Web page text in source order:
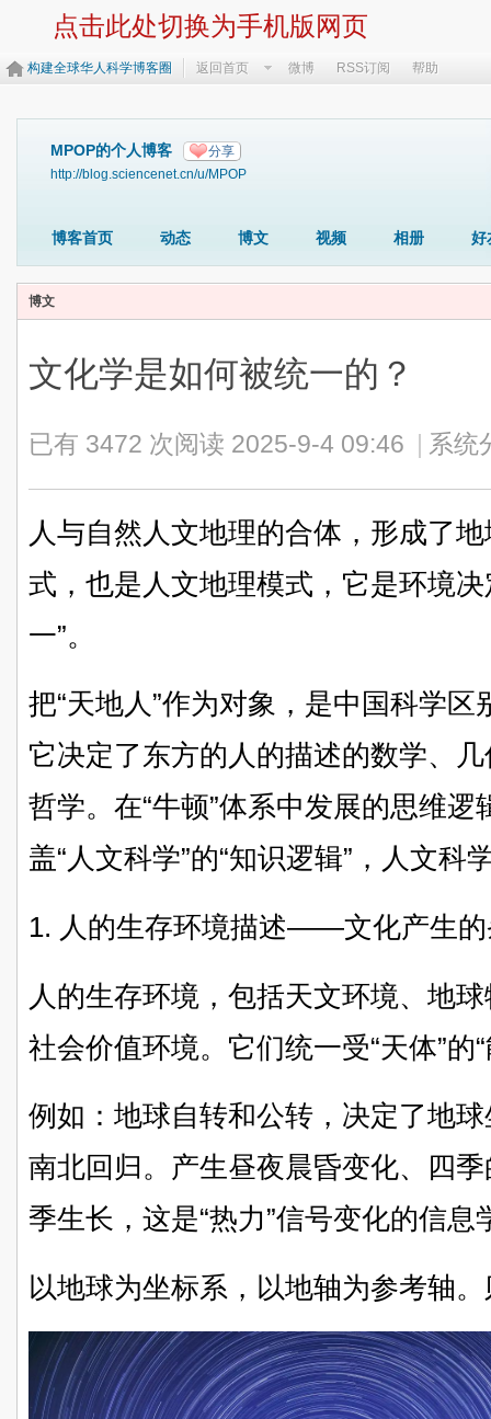
点击此处切换为手机版网页
构建全球华人科学博客圈 返回首页 微博 RSS订阅 帮助
MPOP的个人博客 分享
http://blog.sciencenet.cn/u/MPOP
博客首页 动态 博文 视频 相册 好
博文
文化学是如何被统一的？
已有 3472 次阅读 2025-9-4 09:46 系统
人与自然人文地理的合体，形成了
式，也是人文地理模式，它是环境
一”。
把“天地人”作为对象，是中国科学
它决定了东方的人的描述的数学、
哲学。在“牛顿”体系中发展的思维
盖“人文科学”的“知识逻辑”，人文科
人的生存环境描述——文化产生的
人的生存环境，包括天文环境、地
社会价值环境。它们统一受“天体”的
例如：地球自转和公转，决定了地
南北回归。产生昼夜晨昏变化、四
季生长，这是“热力”信号变化的信息
以地球为坐标系，以地轴为参考轴